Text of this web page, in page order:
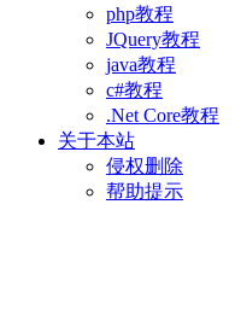
php教程
JQuery教程
java教程
c#教程
.Net Core教程
关于本站
侵权删除
帮助提示